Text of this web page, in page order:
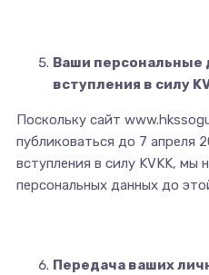
Ваши персональные
вступления в силу
Поскольку сайт
публиковаться до 7 апреля
вступления в силу KVKK, мы
персональных данных до
Передача ваших